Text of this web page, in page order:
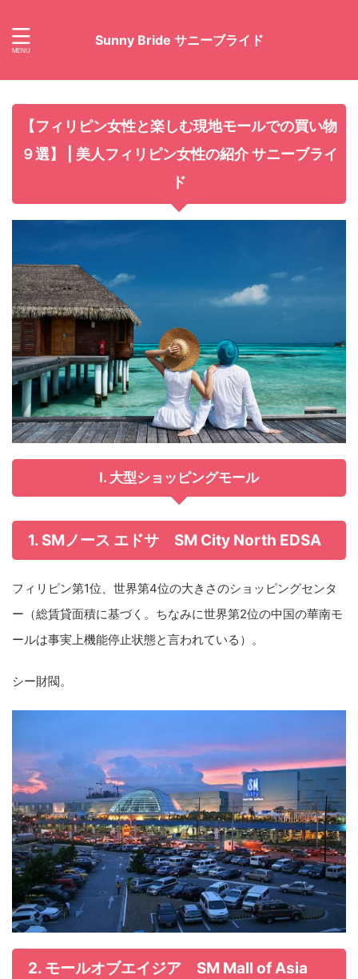
Sunny Bride サニーブライド
【フィリピン女性と楽しむ現地モールでの買い物
９選】 | 美人フィリピン女性の紹介 サニーブライ
ド
I. 大型ショッピングモール
1. SMノース エドサ SM City North EDSA
フィリピン第1位、世界第4位の大きさのショッピングセンタ
ー（総賃貸面積に基づく。ちなみに世界第2位の中国の華南モ
ールは事実上機能停止状態と言われている）。
シー財閥。
2. モールオブエイジア SM Mall of Asia